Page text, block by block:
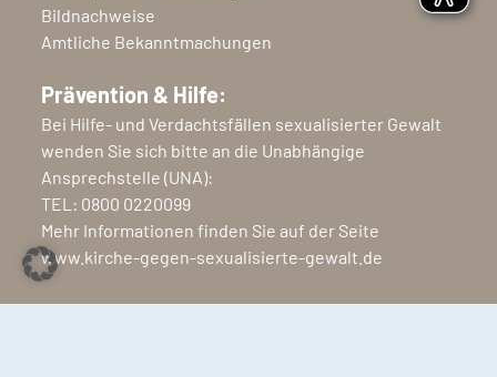
Bildnachweise
Amtliche Bekanntmachungen
Prävention & Hilfe:
Bei Hilfe- und Verdachtsfällen sexualisierter Gewalt
wenden Sie sich bitte an die Unabhängige
Ansprechstelle (UNA):
TEL: 0800 0220099
Mehr Informationen finden Sie auf der Seite
www.kirche-gegen-sexualisierte-gewalt.de